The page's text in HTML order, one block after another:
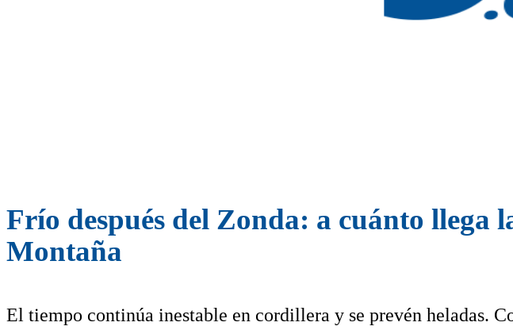
Frío después del Zonda: a cuánto llega
Montaña
El tiempo continúa inestable en cordillera y se prevén heladas.